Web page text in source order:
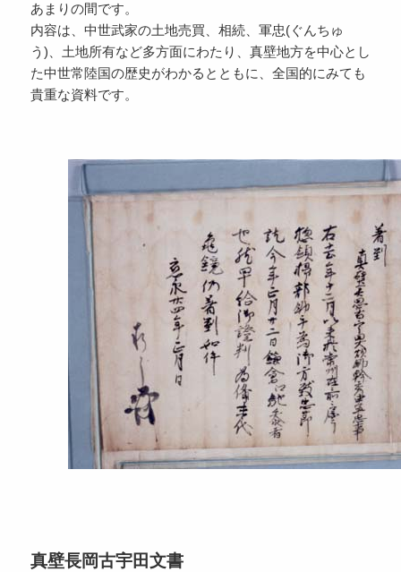
あまりの間です。
内容は、中世武家の土地売買、相続、軍忠(ぐんちゅ
う)、土地所有など多方面にわたり、真壁地方を中心とし
た中世常陸国の歴史がわかるとともに、全国的にみても
貴重な資料です。
真壁長岡古宇田文書